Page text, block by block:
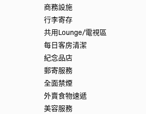
商務設施
行李寄存
共用Lounge/電視區
每日客房清潔
紀念品店
郵寄服務
全面禁煙
外賣食物速遞
美容服務